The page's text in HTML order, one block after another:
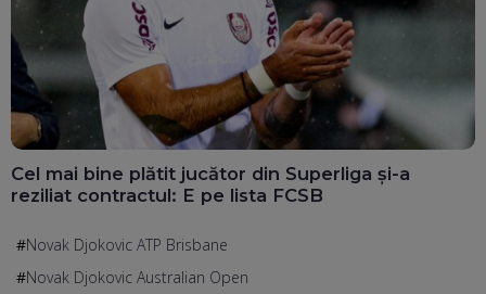
Cel mai bine plătit jucător din Superliga și-a
reziliat contractul: E pe lista FCSB
Novak Djokovic ATP Brisbane
Novak Djokovic Australian Open